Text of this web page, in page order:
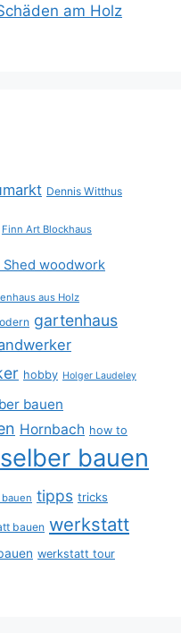
am Holz
Dennis Witthus
Finn Art Blockhaus
Shed woodwork
aus Holz
gartenhaus
hobby Holger Laudeley
bauen
Hornbach how to
selber bauen
tipps tricks
bauen werkstatt
werkstatt tour